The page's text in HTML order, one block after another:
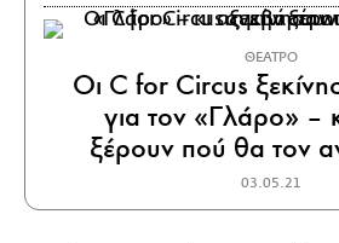
ΘΕΑΤΡΟ
Οι C for Circus
για τον «Γλάρο» –
ξέρουν πού θα τον
03.05.21